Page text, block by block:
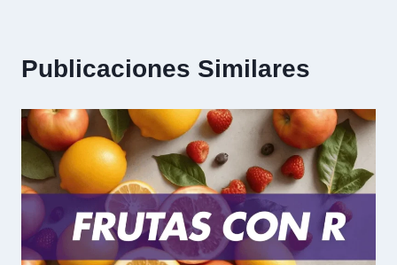
Publicaciones Similares